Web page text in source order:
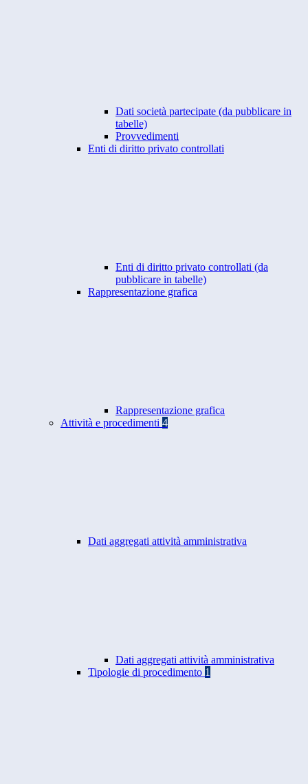
Dati società partecipate (da pubblicare in
tabelle)
Provvedimenti
Enti di diritto privato controllati
Enti di diritto privato controllati (da
pubblicare in tabelle)
Rappresentazione grafica
Rappresentazione grafica
Attività e procedimenti 4
Dati aggregati attività amministrativa
Dati aggregati attività amministrativa
Tipologie di procedimento 1